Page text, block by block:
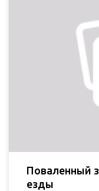
Поваленный
езды